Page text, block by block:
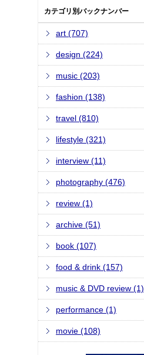
カテゴリ別バックナンバー
art (707)
design (224)
music (203)
fashion (138)
travel (810)
lifestyle (321)
interview (11)
photography (476)
review (1)
archive (51)
book (107)
food & drink (157)
music & DVD review (1)
performance (1)
movie (108)